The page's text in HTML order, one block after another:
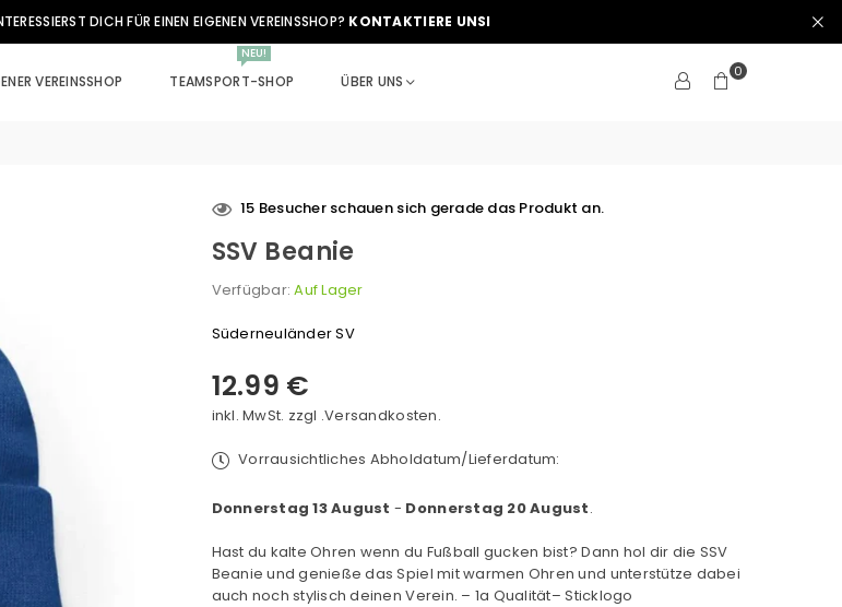
DICH FÜR EINEN EIGENEN VEREINSSHOP? KONTAKTIERE UNSI
VEREINSSHOP TEAMSPORT-SHOP
NEU!
ÜBER UNS
0
15 Besucher schauen sich gerade das Produkt an.
SSV Beanie
Verfügbar:Auf Lager
Süderneuländer SV
Normaler
Preis
12.99 €
inkl. MwSt. zzgl .Versandkosten.
Vorrausichtliches Abholdatum/Lieferdatum:
Donnerstag 13 August - Donnerstag 20 August.
Hast du kalte Ohren wenn du Fußball gucken bist? Dann hol dir die SSV
Beanie und genieße das Spiel mit warmen Ohren und unterstütze dabei
auch noch stylisch deinen Verein. – 1a Qualität– Sticklogo